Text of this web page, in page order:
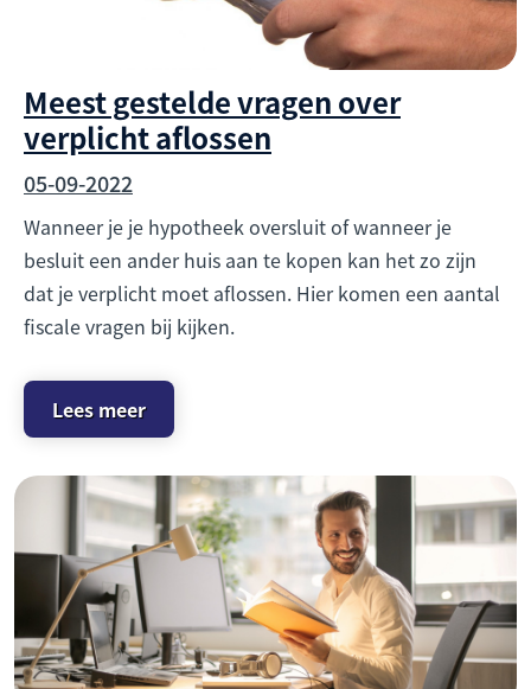
Meest gestelde vragen over
verplicht aflossen
05-09-2022
Wanneer je je hypotheek oversluit of wanneer je
besluit een ander huis aan te kopen kan het zo zijn
dat je verplicht moet aflossen. Hier komen een aantal
fiscale vragen bij kijken.
Lees meer